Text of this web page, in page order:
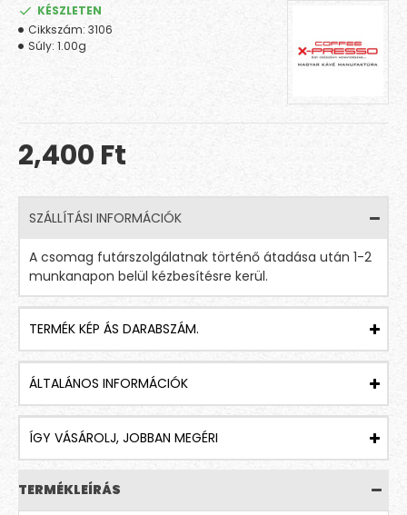
2,400 Ft
KÉSZLETEN
Cikkszám: 3106
Súly: 1.00g
SZÁLLÍTÁSI INFORMÁCIÓK
A csomag futárszolgálatnak történő átadása után 1-2
munkanapon belül kézbesítésre kerül.
TERMÉK KÉP ÁS DARABSZÁM.
ÁLTALÁNOS INFORMÁCIÓK
ÍGY VÁSÁROLJ, JOBBAN MEGÉRI
TERMÉKLEÍRÁS